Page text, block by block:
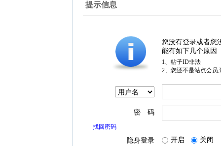
提示信息
您没有登录或者您
能有如下几个原因
1、帖子ID非法
2、您还不是站点会员
密 码
找回密码
隐身登录 开启 关闭